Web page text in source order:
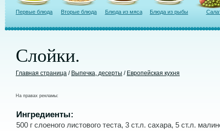
Первые блюда Вторые блюда Блюда из мяса Блюда из рыбы
Слойки.
Главная страница / Выпечка, десерты / Европейская кухня
На правах рекламы:
Ингредиенты:
500 г слоеного листового теста, 3 ст.л. сахара, 5 ст.л.